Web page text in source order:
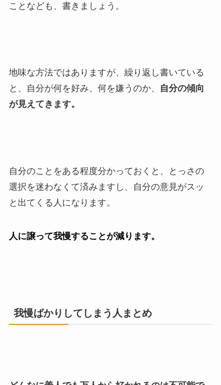
ことなども、書きましょう。
地味な方法ではありますが、繰り返し書いている
と、自分が何を好み、何を嫌うのか、
自分の傾向
が見えてきます。
自分のことをある程度分かっておくと、とっさの
選択を迷わなくて済みますし、自分の意見がスッ
と出てくる人になります。
人に譲って我慢することが減ります。
我慢ばかりしてしまう人まとめ